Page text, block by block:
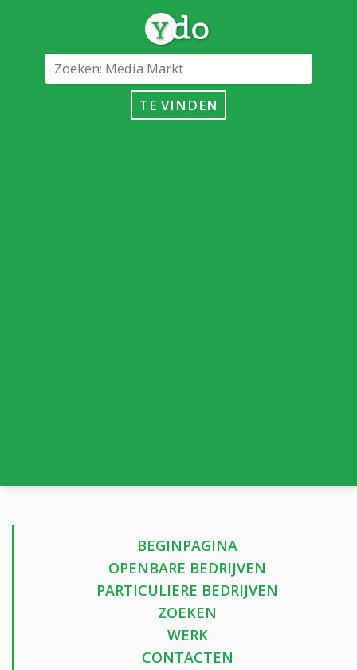
TE VINDEN
BEGINPAGINA
OPENBARE BEDRIJVEN
PARTICULIERE BEDRIJVEN
ZOEKEN
WERK
CONTACTEN